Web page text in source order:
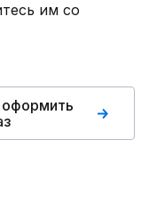
им со
оформить